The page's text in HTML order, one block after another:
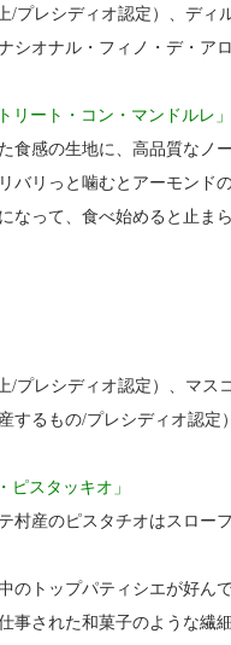
/プレシディオ認定）、デ
シオナル・フィノ・デ・
リート・コン・マンドルレ」
食感の生地に、高品質なノ
バリっと噛むとアーモンド
なって、食べ始めると止ま
/プレシディオ認定）、マ
するもの/プレシディオ認
ピスタッキオ」
村産のピスタチオはスロー
のトップパティシエが好
事された和菓子のような繊